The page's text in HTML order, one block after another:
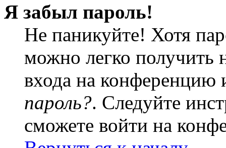
Я забыл пароль!
Не паникуйте! Хотя
можно легко получить
входа на
пароль?. Следуйте
сможете войти на